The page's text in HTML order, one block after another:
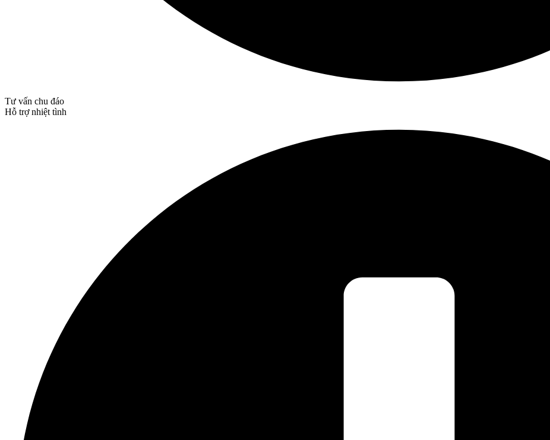
Tư vấn chu đáo
Hỗ trợ nhiệt tình